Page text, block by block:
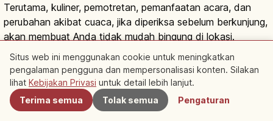
Terutama, kuliner, pemotretan, pemanfaatan acara, dan
perubahan akibat cuaca, jika diperiksa sebelum berkunjung,
akan membuat Anda tidak mudah bingung di lokasi.
Periksa Situs Web dan Instagram
Informasi operasional, gerai, dan acara AOSHIMA BEACH
PARK diumumkan melalui situs web dan Instagram
Terdekat
Situs web ini menggunakan cookie untuk meningkatkan
pengalaman pengguna dan mempersonalisasi konten. Silakan
lihat Kebijakan Privasi untuk detail lebih lanjut.
Terima semua
Tolak semua Pengaturan